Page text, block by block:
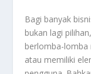
Bagi banyak
bukan lagi
berlomba-lomba
atau memiliki